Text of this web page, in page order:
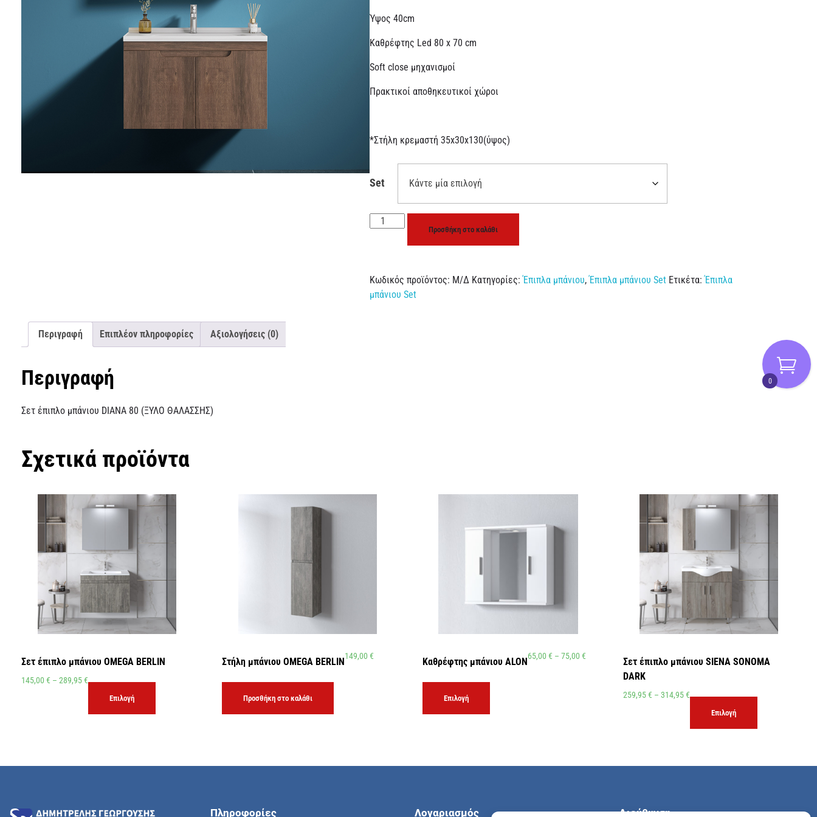
Ύψος 40cm
Καθρέφτης Led 80 x 70 cm
Soft close μηχανισμοί
Πρακτικοί αποθηκευτικοί χώροι
*Στήλη κρεμαστή 35x30x130(ύψος)
Set
Προσθήκη στο καλάθι
Κωδικός προϊόντος: Μ/Δ Κατηγορίες:Έπιπλα μπάνιου,Έπιπλα μπάνιου Set Ετικέτα:Έπιπλα
μπάνιου Set
Περιγραφή Επιπλέον πληροφορίες Αξιολογήσεις (0)
Περιγραφή
Σετ έπιπλο μπάνιου DIANA 80 (ΞΥΛΟ ΘΑΛΑΣΣΗΣ)
Σχετικά προϊόντα
Σετ έπιπλο μπάνιου OMEGA BERLIN
145,00 € – 289,95€
Επιλογή
Στήλη μπάνιου OMEGA BERLIN 149,00 €
Προσθήκη στο καλάθι
Καθρέφτης μπάνιου ALON 65,00 € – 75,00 €
Επιλογή
Σετ έπιπλο μπάνιου SIENA SONOMA
DARK
259,95€ – 314,95€
Επιλογή
Πληροφορίες Λογαριασμός Διεύθυνση
0